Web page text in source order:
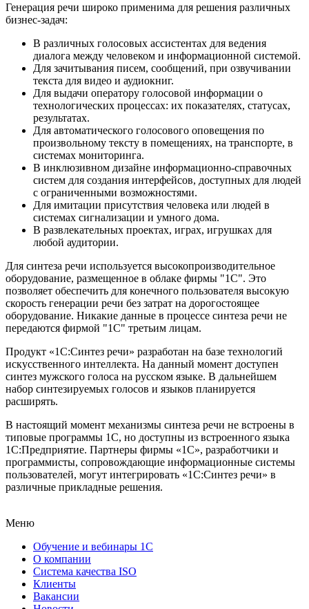
Генерация речи широко применима для решения различных
бизнес-задач:
В различных голосовых ассистентах для ведения
диалога между человеком и информационной системой.
Для зачитывания писем, сообщений, при озвучивании
текста для видео и аудиокниг.
Для выдачи оператору голосовой информации о
технологических процессах: их показателях, статусах,
результатах.
Для автоматического голосового оповещения по
произвольному тексту в помещениях, на транспорте, в
системах мониторинга.
В инклюзивном дизайне информационно-справочных
систем для создания интерфейсов, доступных для людей
с ограниченными возможностями.
Для имитации присутствия человека или людей в
системах сигнализации и умного дома.
В развлекательных проектах, играх, игрушках для
любой аудитории.
Для синтеза речи используется высокопроизводительное
оборудование, размещенное в облаке фирмы "1С". Это
позволяет обеспечить для конечного пользователя высокую
скорость генерации речи без затрат на дорогостоящее
оборудование. Никакие данные в процессе синтеза речи не
передаются фирмой "1С" третьим лицам.
Продукт «1С:Синтез речи» разработан на базе технологий
искусственного интеллекта. На данный момент доступен
синтез мужского голоса на русском языке. В дальнейшем
набор синтезируемых голосов и языков планируется
расширять.
В настоящий момент механизмы синтеза речи не встроены в
типовые программы 1С, но доступны из встроенного языка
1С:Предприятие. Партнеры фирмы «1С», разработчики и
программисты, сопровождающие информационные системы
пользователей, могут интегрировать «1С:Синтез речи» в
различные прикладные решения.
Меню
Обучение и вебинары 1С
О компании
Система качества ISO
Клиенты
Вакансии